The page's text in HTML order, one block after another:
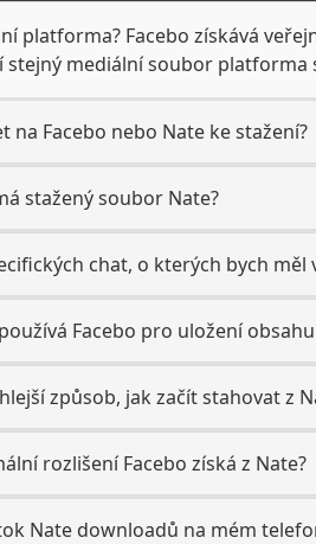
platforma? Facebo získává
stejný mediální soubor platforma
na Facebo nebo Nate ke stažení?
stažený soubor Nate?
chat, o kterých bych měl
Facebo pro uložení
způsob, jak začít stahovat z
rozlišení Facebo získá z Nate?
Nate downloadů na mém